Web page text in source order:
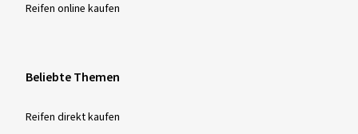
Reifen online kaufen
Beliebte Themen
Reifen direkt kaufen